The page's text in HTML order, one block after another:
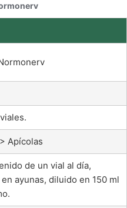
Apícolas
de un vial al día,
ayunas, diluido en 150 ml